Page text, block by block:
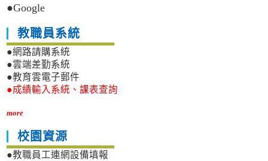
●Google
教職員系統
●網路請購系統
●雲端差勤系統
●教育雲電子郵件
●成績輸入系統、課表查詢
more
校園資源
●教職員工連網設備填報